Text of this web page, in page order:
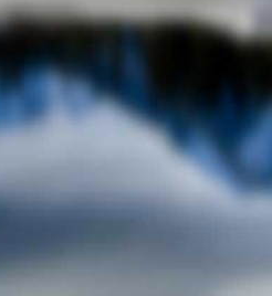
du
Canada